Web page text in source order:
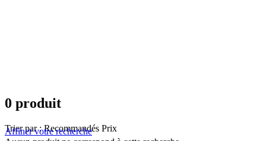
0 produit
Trier par : Recommandés Prix
Affiner votre recherche